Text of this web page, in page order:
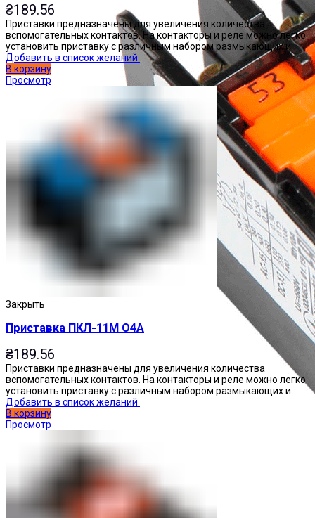
Приставки контактные
₴189.56
Приставки предназначены для увеличения количества
вспомогательных контактов. На контакторы и реле можно легко
установить приставку с различным набором размыкающих и
Добавить в список желаний
В корзину
Просмотр
Закрыть
Приставка ПКЛ-11М О4А
₴189.56
Приставки предназначены для увеличения количества
вспомогательных контактов. На контакторы и реле можно легко
установить приставку с различным набором размыкающих и
Добавить в список желаний
В корзину
Просмотр